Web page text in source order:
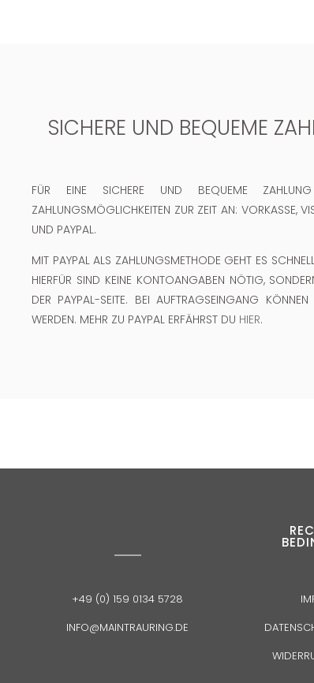
SICHERE UND BEQUEME
FÜR EINE SICHERE UND BEQUEME
ZAHLUNGSMÖGLICHKEITEN ZUR ZEIT AN: VORKASSE,
UND PAYPAL.
MIT PAYPAL ALS ZAHLUNGSMETHODE GEHT ES
HIERFÜR SIND KEINE KONTOANGABEN NÖTIG,
DER PAYPAL-SEITE. BEI AUFTRAGSEINGANG
WERDEN. MEHR ZU PAYPAL ERFÄHRST DU HIER.
+49 (0) 159 0134 5728
INFO@MAINTRAURING.DE